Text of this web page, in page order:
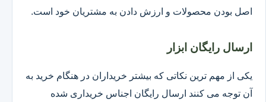
اصل بودن محصولات و ارزش دادن به مشتریان خود است.
ارسال رایگان ابزار
یکی از مهم ترین نکاتی که بیشتر خریداران در هنگام خرید به
آن توجه می کنند ارسال رایگان اجناس خریداری شده